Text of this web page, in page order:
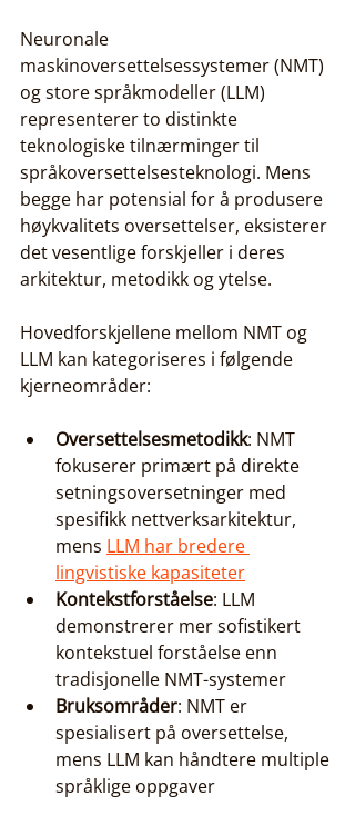
Neuronale
maskinoversettelsessystemer (NMT)
og store språkmodeller (LLM)
representerer to distinkte
teknologiske tilnærminger til
språkoversettelsesteknologi. Mens
begge har potensial for å produsere
høykvalitets oversettelser, eksisterer
det vesentlige forskjeller i deres
arkitektur, metodikk og ytelse.
Hovedforskjellene mellom NMT og
LLM kan kategoriseres i følgende
kjerneområder:
Oversettelsesmetodikk: NMT
fokuserer primært på direkte
setningsoversetninger med
spesifikk nettverksarkitektur,
mens LLM har bredere
lingvistiske kapasiteter
Kontekstforståelse: LLM
demonstrerer mer sofistikert
kontekstuel forståelse enn
tradisjonelle NMT-systemer
Bruksområder: NMT er
spesialisert på oversettelse,
mens LLM kan håndtere multiple
språklige oppgaver